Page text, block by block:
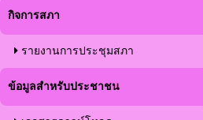
กิจการสภา
รายงานการประชุมสภา
ข้อมูลสำหรับประชาชน